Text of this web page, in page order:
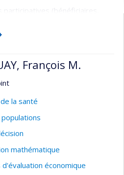
participatives (bénéficiaires,
gestionnaires, citoyens) en
programmes et
communautaire)
marginalisées, situations
politiques publiques;
ancrée dans des données
de la santé, anthropologie
publique
François M.
la santé
mathématique
économique